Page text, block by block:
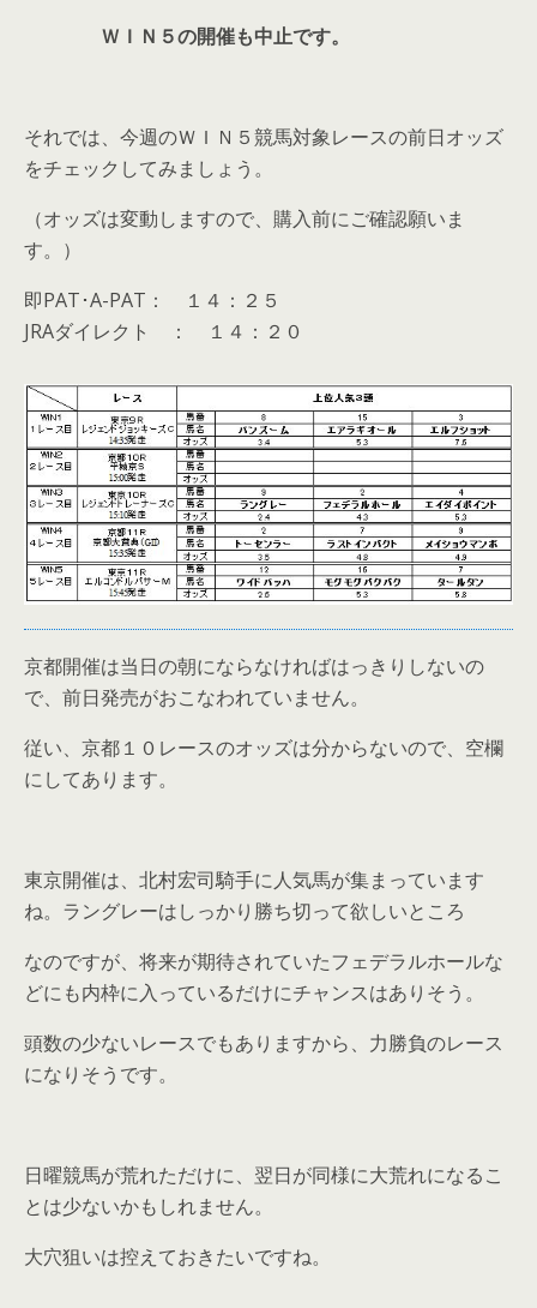
ＷＩＮ５の開催も中止です。
それでは、今週のＷＩＮ５競馬対象レースの前日オッズ
をチェックしてみましょう。
（オッズは変動しますので、購入前にご確認願いま
す。）
即PAT･A-PAT： １４：２５
JRAダイレクト ： １４：２０
京都開催は当日の朝にならなければはっきりしないの
で、前日発売がおこなわれていません。
従い、京都１０レースのオッズは分からないので、空欄
にしてあります。
東京開催は、北村宏司騎手に人気馬が集まっています
ね。ラングレーはしっかり勝ち切って欲しいところ
なのですが、将来が期待されていたフェデラルホールな
どにも内枠に入っているだけにチャンスはありそう。
頭数の少ないレースでもありますから、力勝負のレース
になりそうです。
日曜競馬が荒れただけに、翌日が同様に大荒れになるこ
とは少ないかもしれません。
大穴狙いは控えておきたいですね。